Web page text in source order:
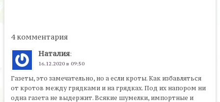
4 комментария
Наталия:
16.12.2020 в 09:50
Газеты, это замечательно, но а если кроты. Как избавляться
от кротов между грядками и на грядках. Под их напором ни
одна газета не выдержит. Всякие шумелки, импортные и